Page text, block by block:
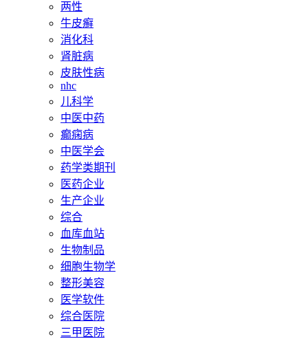
两性
牛皮癣
消化科
肾脏病
皮肤性病
nhc
儿科学
中医中药
癫痫病
中医学会
药学类期刊
医药企业
生产企业
综合
血库血站
生物制品
细胞生物学
整形美容
医学软件
综合医院
三甲医院